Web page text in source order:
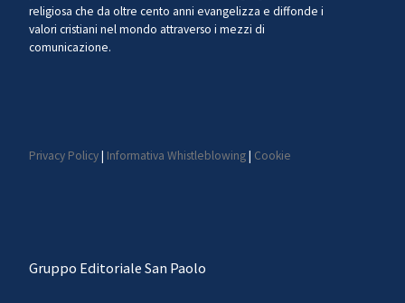
religiosa che da oltre cento anni evangelizza e diffonde i
valori cristiani nel mondo attraverso i mezzi di
comunicazione.
Privacy Policy| Informativa Whistleblowing| Cookie
Gruppo Editoriale San Paolo